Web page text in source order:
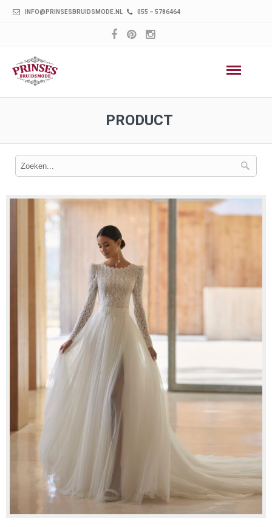
INFO@PRINSESBRUIDSMODE.NL 055 – 5786464
PRODUCT